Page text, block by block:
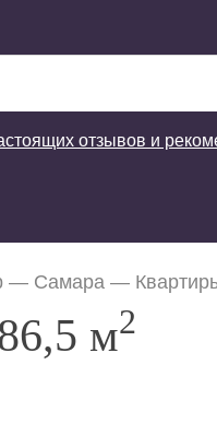
отзывов и
— Самара —
м2